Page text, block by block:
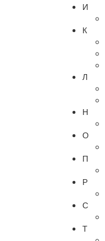
И
К
Л
Н
О
П
Р
С
Т